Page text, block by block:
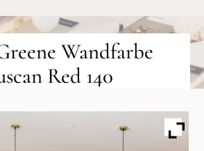
Wandfarbe
Red 140